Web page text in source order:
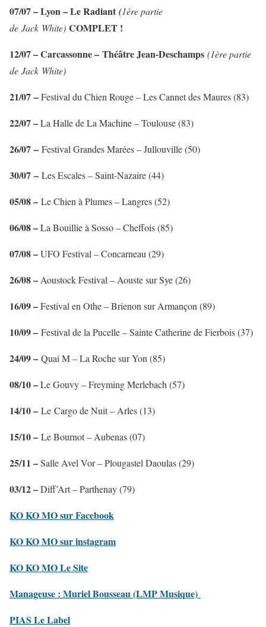
07/07 – Lyon – Le Radiant (1ère partie
de Jack White) COMPLET !
12/07 – Carcassonne – Théâtre Jean-Deschamps (1ère partie
de Jack White)
21/07 –Festival du Chien Rouge – Les Cannet des Maures (83)
22/07 –La Halle de La Machine – Toulouse (83)
26/07 – Festival Grandes Marées – Jullouville (50)
30/07 – Les Escales – Saint-Nazaire (44)
05/08 – Le Chien à Plumes – Langres (52)
06/08 –La Bouillie à Sosso – Cheffois (85)
07/08 –UFO Festival – Concarneau (29)
26/08 – Aoustock Festival – Aouste sur Sye (26)
16/09 –Festival en Othe – Brienon sur Armançon (89)
10/09 – Festival de la Pucelle – Sainte Catherine de Fierbois (37)
24/09 – Quai M – La Roche sur Yon (85)
08/10 –Le Gouvy – Freyming Merlebach (57)
14/10 – Le Cargo de Nuit – Arles (13)
15/10 – Le Bournot – Aubenas (07)
25/11 –Salle Avel Vor – Plougastel Daoulas (29)
03/12 –Diff’Art – Parthenay (79)
KO KO MO sur Facebook
KO KO MO sur instagram
KO KO MO Le Site
Manageuse : Muriel Bousseau (LMP Musique)
PIAS Le Label